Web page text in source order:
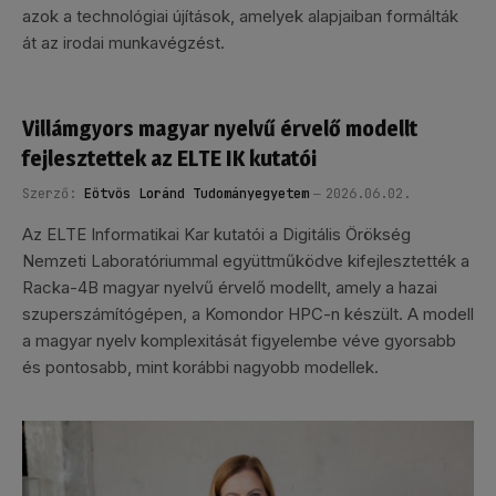
azok a technológiai újítások, amelyek alapjaiban formálták
át az irodai munkavégzést.
Villámgyors magyar nyelvű érvelő modellt
fejlesztettek az ELTE IK kutatói
Szerző: Eötvös Loránd Tudományegyetem 2026.06.02.
Az ELTE Informatikai Kar kutatói a Digitális Örökség
Nemzeti Laboratóriummal együttműködve kifejlesztették a
Racka-4B magyar nyelvű érvelő modellt, amely a hazai
szuperszámítógépen, a Komondor HPC-n készült. A modell
a magyar nyelv komplexitását figyelembe véve gyorsabb
és pontosabb, mint korábbi nagyobb modellek.